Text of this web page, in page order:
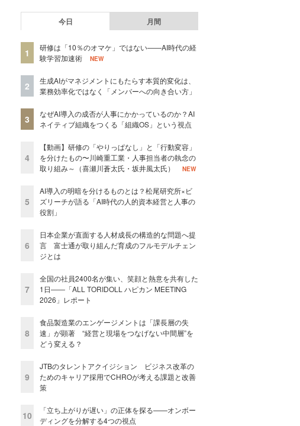
今日 月間
1
研修は「10％のオマケ」ではない——AI時代の経
験学習加速術
NEW
2
生成AIがマネジメントにもたらす本質的変化は、
業務効率化ではなく「メンバーへの向き合い方」
3
なぜAI導入の成否が人事にかかっているのか？AI
ネイティブ組織をつくる「組織OS」という視点
4
【動画】研修の「やりっぱなし」と「行動変容」
を分けたもの〜川崎重工業・人事担当者の執念の
取り組み～（喜瀬川蒼太氏・坂井風太氏）
NEW
5
AI導入の明暗を分けるものとは？松尾研究所×ビ
ズリーチが語る「AI時代の人的資本経営と人事の
役割」
6
日本企業が直面する人材成長の構造的な問題へ提
言 富士通が取り組んだ育成のフルモデルチェン
ジとは
7
全国の社員2400名が集い、笑顔と熱意を共有した
1日――「ALL TORIDOLL ハピカン MEETING
2026」レポート
8
食品製造業のエンゲージメントは「課長層の失
速」が顕著 “経営と現場をつなげない中間層”を
どう変える？
9
JTBのタレントアクイジション ビジネス改革の
ためのキャリア採用でCHROが考える課題と改善
策
10
「立ち上がりが遅い」の正体を探る——オンボー
ディングを分解する4つの視点